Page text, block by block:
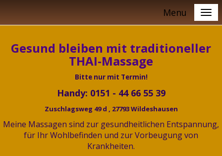
Menu
Gesund bleiben mit traditioneller
THAI-Massage
Bitte nur mit Termin!
Handy: 0151 - 44 66 55 39
Zuschlagsweg 49 d , 27793 Wildeshausen
Meine Massagen sind zur gesundheitlichen Entspannung,
für Ihr Wohlbefinden und zur Vorbeugung von
Krankheiten.